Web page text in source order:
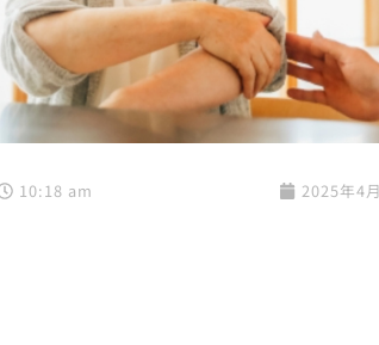
10:18 am 2025年4